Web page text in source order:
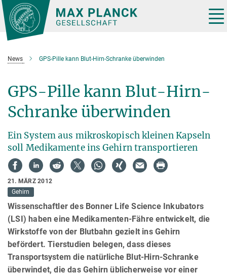
Hauptinhalt
News GPS-Pille kann Blut-Hirn-Schranke überwinden
GPS-Pille kann Blut-Hirn-
Schranke überwinden
Ein System aus mikroskopisch kleinen Kapseln
soll Medikamente ins Gehirn transportieren
21. MÄRZ 2012
Gehirn
Wissenschaftler des Bonner Life Science Inkubators
(LSI) haben eine Medikamenten-Fähre entwickelt, die
Wirkstoffe von der Blutbahn gezielt ins Gehirn
befördert. Tierstudien belegen, dass dieses
Transportsystem die natürliche Blut-Hirn-Schranke
überwindet, die das Gehirn üblicherweise vor einer